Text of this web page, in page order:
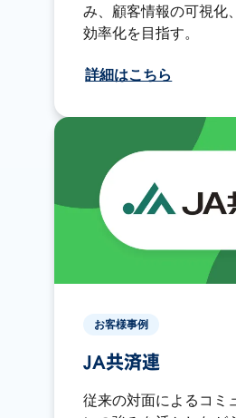
み、顧客情報の可視化
効率化を目指す。
詳細はこちら
お客様事例
JA共済連
従来の対面によるコミ